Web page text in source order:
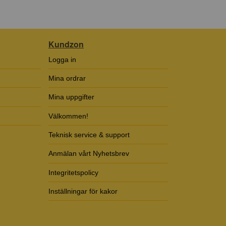
Kundzon
Logga in
Mina ordrar
Mina uppgifter
Välkommen!
Teknisk service & support
Anmälan vårt Nyhetsbrev
Integritetspolicy
Inställningar för kakor